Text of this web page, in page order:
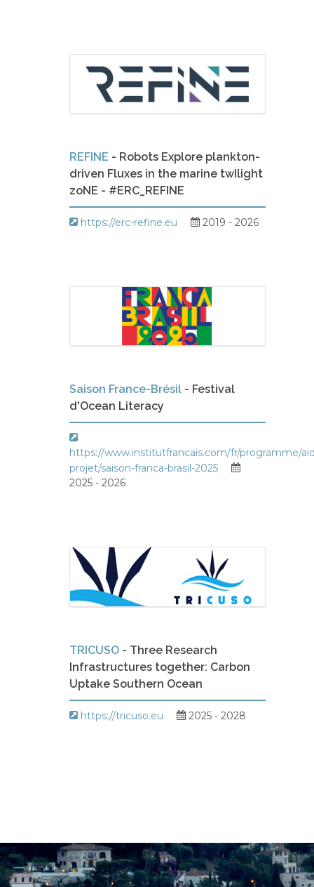
REFINE - Robots Explore plankton-
driven Fluxes in the marine twIlight
zoNE - #ERC_REFINE
https://erc-refine.eu 2019 - 2026
Saison France-Brésil - Festival
d'Ocean Literacy
https://www.institutfrancais.com/fr/programme/
projet/saison-franca-brasil-2025
2025 - 2026
TRICUSO - Three Research
Infrastructures together: Carbon
Uptake Southern Ocean
https://tricuso.eu 2025 - 2028